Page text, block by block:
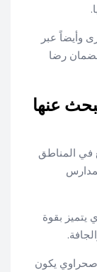
وأيضاً عبر
لضمان رضا
عنها
في المناطق
بقوة
يكون